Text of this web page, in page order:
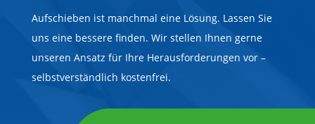
Aufschieben ist manchmal eine Lösung. Lassen Sie
uns eine bessere finden. Wir stellen Ihnen gerne
unseren Ansatz für Ihre Herausforderungen vor –
selbstverständlich kostenfrei.